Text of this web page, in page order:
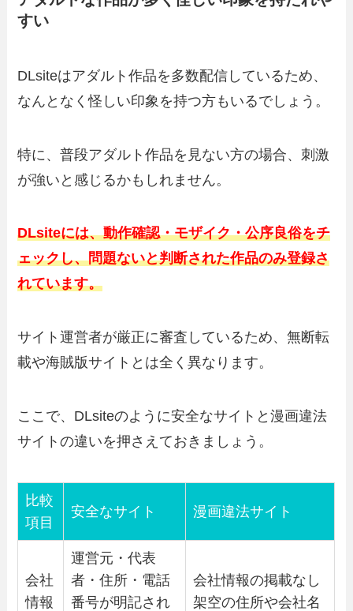
すい
DLsiteはアダルト作品を多数配信しているため、
なんとなく怪しい印象を持つ方もいるでしょう。
特に、普段アダルト作品を見ない方の場合、刺激
が強いと感じるかもしれません。
DLsiteには、動作確認・モザイク・公序良俗をチ
ェックし、問題ないと判断された作品のみ登録さ
れています。
サイト運営者が厳正に審査しているため、無断転
載や海賊版サイトとは全く異なります。
ここで、DLsiteのように安全なサイトと漫画違法
サイトの違いを押さえておきましょう。
比較
項目
安全なサイト 漫画違法サイト
会社
情報
運営元・代表
者・住所・電話
番号が明記され
会社情報の掲載なし
架空の住所や会社名